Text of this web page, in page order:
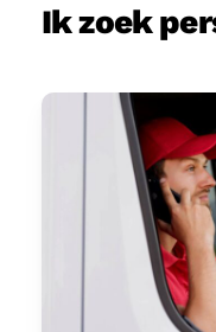
Ik zoek
Transport